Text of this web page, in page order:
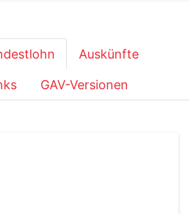
Auskünfte
GAV-Versionen